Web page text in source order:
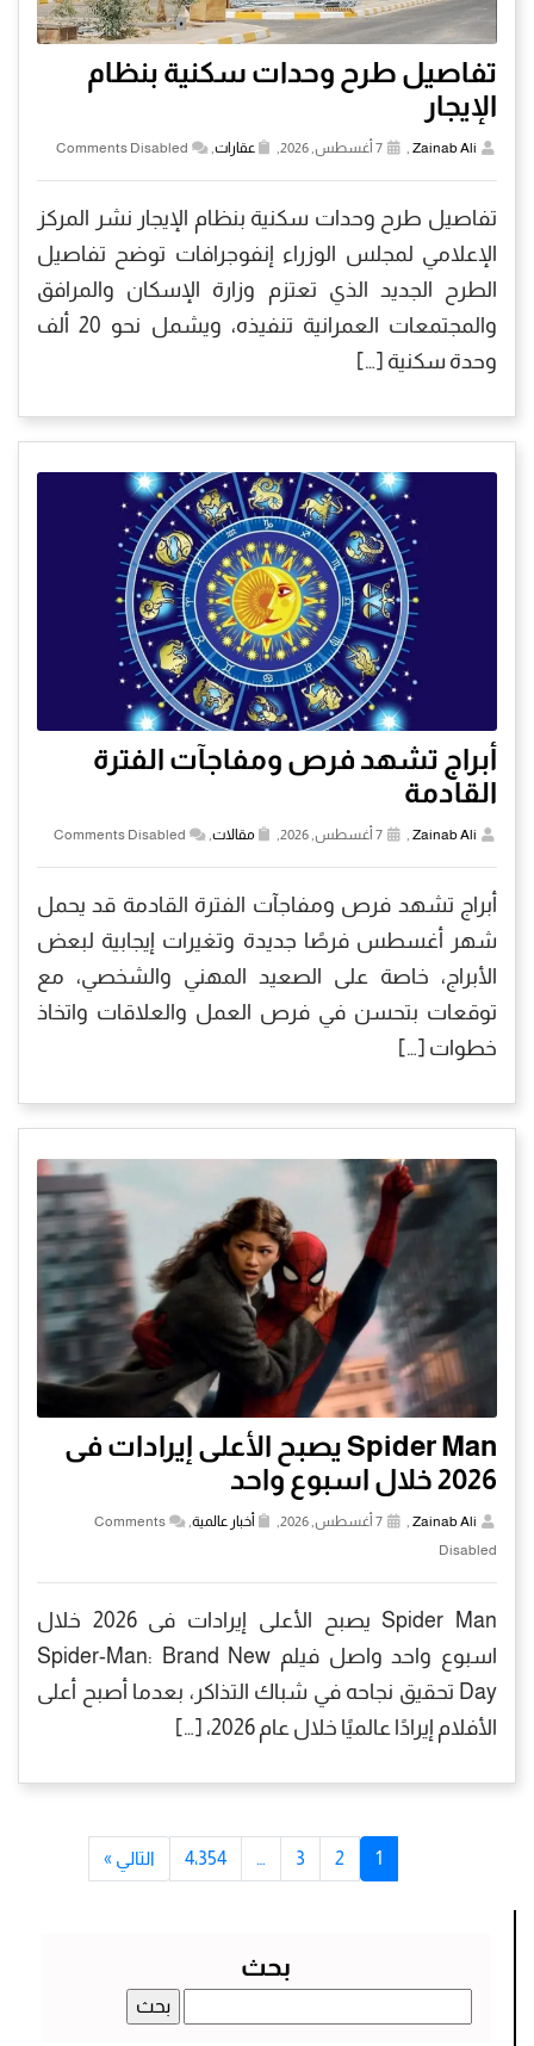
تفاصيل طرح وحدات سكنية بنظام
الإيجار
Zainab Ali
, عقارات,
Comments Disabled
تفاصيل طرح وحدات سكنية بنظام الإيجار نشر المركز
الإعلامي لمجلس الوزراء إنفوجرافات توضح تفاصيل
الطرح الجديد الذي تعتزم وزارة الإسكان والمرافق
والمجتمعات العمرانية تنفيذه، ويشمل نحو 20 ألف
وحدة سكنية […]
أبراج تشهد فرص ومفاجآت الفترة
القادمة
Zainab Ali
, مقالات,
Comments Disabled
أبراج تشهد فرص ومفاجآت الفترة القادمة قد يحمل
شهر أغسطس فرصًا جديدة وتغيرات إيجابية لبعض
الأبراج، خاصة على الصعيد المهني والشخصي، مع
توقعات بتحسن في فرص العمل والعلاقات واتخاذ
خطوات […]
Spider Man يصبح الأعلى إيرادات فى
2026 خلال اسبوع واحد
Zainab Ali
, أخبار عالمية,
Comments
Disabled
Spider Man يصبح الأعلى إيرادات فى 2026 خلال
اسبوع واحد واصل فيلم Spider-Man: Brand New
Day تحقيق نجاحه في شباك التذاكر، بعدما أصبح أعلى
الأفلام إيرادًا عالميًا خلال عام 2026، […]
1
2
3
… 4٬354 التالي »
بحث
عن: